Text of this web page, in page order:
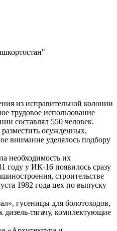
из исправительной колонии
трудовое использование
составлял 550 человек.
осужденных,
внимание уделялось подбору
необходимость их
году у ИК-16 появилось сразу
строительстве
1982 года цех по выпуску
гусеницы для болотоходов,
тягачу, комплектующие